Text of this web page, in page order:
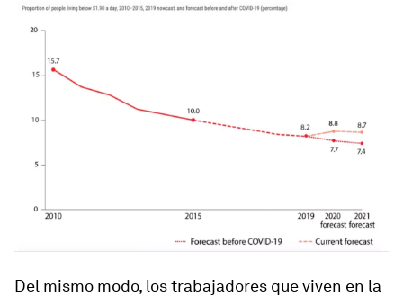
Del mismo modo, los trabajadores que viven en la